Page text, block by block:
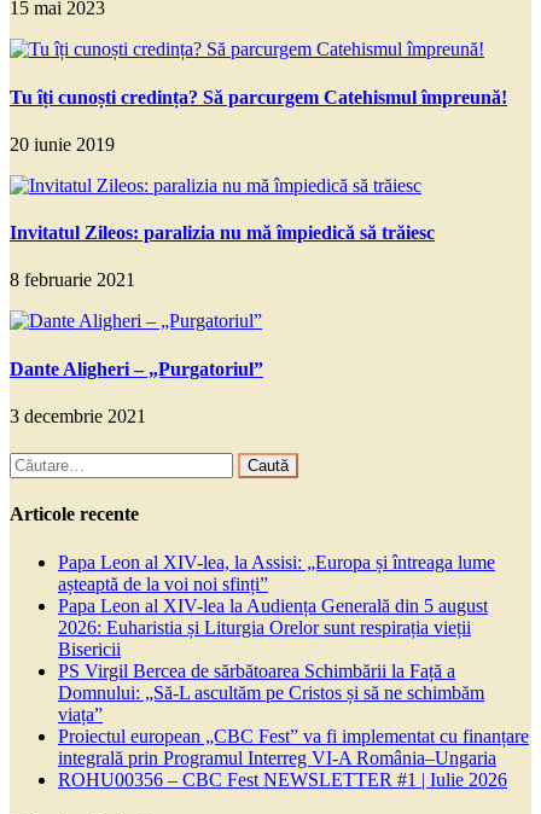
15 mai 2023
Tu îți cunoști credința? Să parcurgem Catehismul împreună!
20 iunie 2019
Invitatul Zileos: paralizia nu mă împiedică să trăiesc
8 februarie 2021
Dante Aligheri – „Purgatoriul”
3 decembrie 2021
Caută
după:
Articole recente
Papa Leon al XIV-lea, la Assisi: „Europa și întreaga lume
așteaptă de la voi noi sfinți”
Papa Leon al XIV-lea la Audiența Generală din 5 august
2026: Euharistia și Liturgia Orelor sunt respirația vieții
Bisericii
PS Virgil Bercea de sărbătoarea Schimbării la Față a
Domnului: „Să-L ascultăm pe Cristos și să ne schimbăm
viața”
Proiectul european „CBC Fest” va fi implementat cu finanțare
integrală prin Programul Interreg VI-A România–Ungaria
ROHU00356 – CBC Fest NEWSLETTER #1 | Iulie 2026